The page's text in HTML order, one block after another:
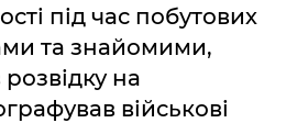
під час побутових
та знайомими,
на
військові